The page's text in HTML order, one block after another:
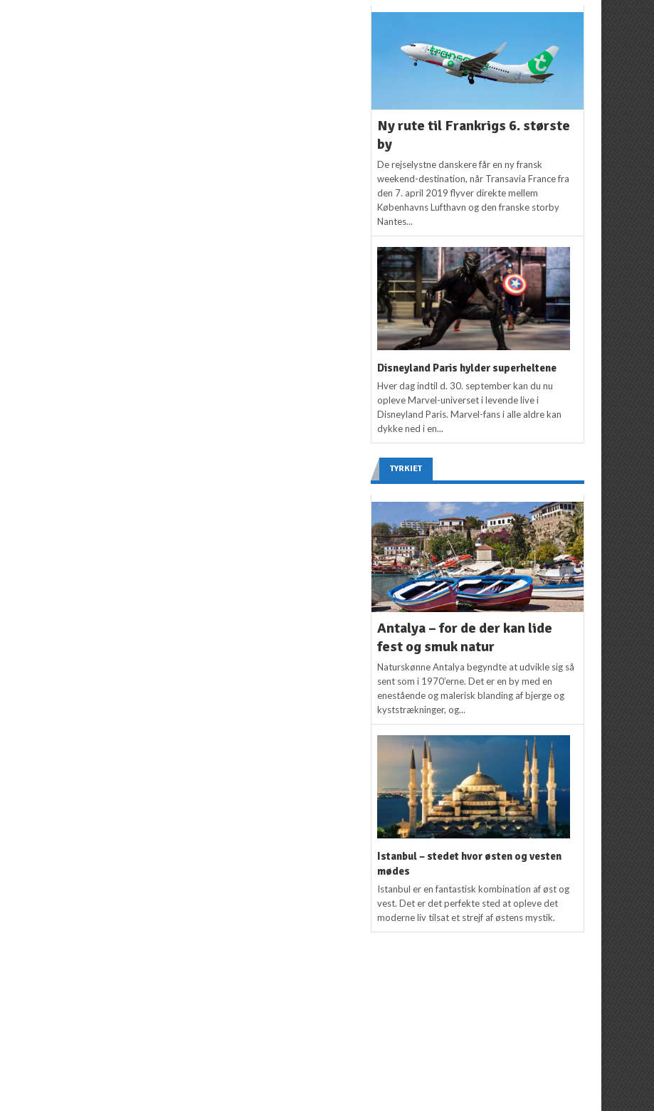
Ny rute til Frankrigs 6. største
by
De rejselystne danskere får en ny fransk
weekend-destination, når Transavia France fra
den 7. april 2019 flyver direkte mellem
Københavns Lufthavn og den franske storby
Nantes...
Disneyland Paris hylder superheltene
Hver dag indtil d. 30. september kan du nu
opleve Marvel-universet i levende live i
Disneyland Paris. Marvel-fans i alle aldre kan
dykke ned i en...
TYRKIET
Antalya – for de der kan lide
fest og smuk natur
Naturskønne Antalya begyndte at udvikle sig så
sent som i 1970’erne. Det er en by med en
enestående og malerisk blanding af bjerge og
kyststrækninger, og...
Istanbul – stedet hvor østen og vesten
mødes
Istanbul er en fantastisk kombination af øst og
vest. Det er det perfekte sted at opleve det
moderne liv tilsat et strejf af østens mystik.